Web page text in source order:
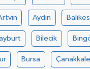
Aydın
Bilecik
Bursa Çanakkale